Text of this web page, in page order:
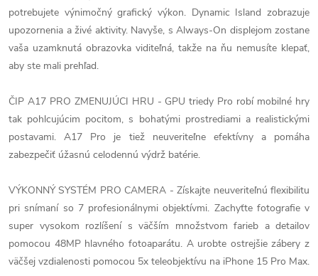
potrebujete výnimočný grafický výkon. Dynamic Island zobrazuje
upozornenia a živé aktivity. Navyše, s Always-On displejom zostane
vaša uzamknutá obrazovka viditeľná, takže na ňu nemusíte klepať,
aby ste mali prehľad.
ČIP A17 PRO ZMENUJÚCI HRU - GPU triedy Pro robí mobilné hry
tak pohlcujúcim pocitom, s bohatými prostrediami a realistickými
postavami. A17 Pro je tiež neuveriteľne efektívny a pomáha
zabezpečiť úžasnú celodennú výdrž batérie.
VÝKONNÝ SYSTÉM PRO CAMERA - Získajte neuveriteľnú flexibilitu
pri snímaní so 7 profesionálnymi objektívmi. Zachyťte fotografie v
super vysokom rozlíšení s väčším množstvom farieb a detailov
pomocou 48MP hlavného fotoaparátu. A urobte ostrejšie zábery z
väčšej vzdialenosti pomocou 5x teleobjektívu na iPhone 15 Pro Max.